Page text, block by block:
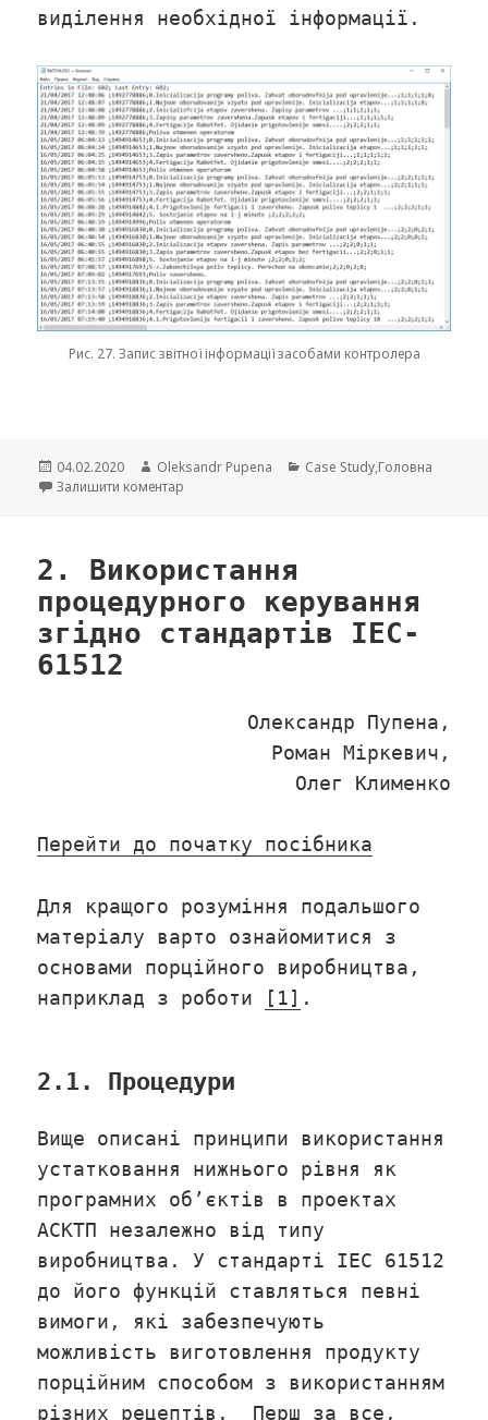
виділення необхідної інформації.
Рис. 27. Запис звітної інформації засобами контролера
Опубліковано
04.02.2020 Автор
Oleksandr Pupena Категорії
Case Study,Головна
Залишити коментар
2. Використання
процедурного керування
згідно стандартів IEC-
61512
Олександр Пупена,
Роман Міркевич,
Олег Клименко
Перейти до початку посібника
Для кращого розуміння подальшого
матеріалу варто ознайомитися з
основами порційного виробництва,
наприклад з роботи
[1] .
2.1. Процедури
Вище описані принципи використання
устатковання нижнього рівня як
програмних об’єктів в проектах
АСКТП незалежно від типу
виробництва. У стандарті IEC 61512
до його функцій ставляться певні
вимоги, які забезпечують
можливість виготовлення продукту
порційним способом з використанням
різних рецептів. Перш за все,